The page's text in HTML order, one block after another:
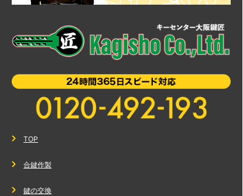
TOP
合鍵作製
鍵の交換